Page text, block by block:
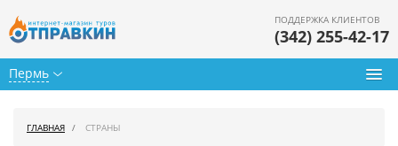
Пермь
ПОДДЕРЖКА КЛИЕНТОВ
(342) 255-42-17
ГЛАВНАЯ СТРАНЫ